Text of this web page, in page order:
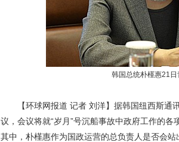
韩国总统朴槿惠21日
【环球网报道 记者 刘洋】据韩国纽西斯通
议，会议将就“岁月”号沉船事故中政府工作的各
其中，朴槿惠作为国政运营的总负责人是否会站